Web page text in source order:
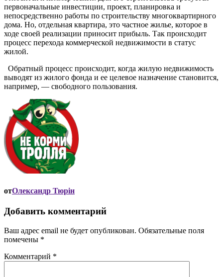
первоначальные инвестиции, проект, планировка и
непосредственно работы по строительству многоквартирного
дома. Но, отдельная квартира, это частное жилье, которое в
ходе своей реализации приносит прибыль. Так происходит
процесс перехода коммерческой недвижимости в статус
жилой.
Обратный процесс происходит, когда жилую недвижимость
выводят из жилого фонда и ее целевое назначение становится,
например, — свободного пользования.
отОлександр Тюрін
Добавить комментарий
Ваш адрес email не будет опубликован. Обязательные поля
помечены *
Комментарий *